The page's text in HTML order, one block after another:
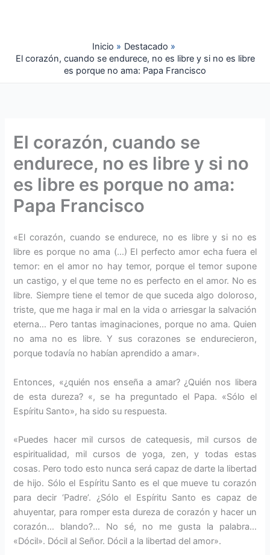
Inicio
Destacado
El corazón, cuando se endurece, no es libre y si no es libre
es porque no ama: Papa Francisco
El corazón, cuando se
endurece, no es libre y si no
es libre es porque no ama:
Papa Francisco
«El corazón, cuando se endurece, no es libre y si no es
libre es porque no ama (…) El perfecto amor echa fuera el
temor: en el amor no hay temor, porque el temor supone
un castigo, y el que teme no es perfecto en el amor. No es
libre. Siempre tiene el temor de que suceda algo doloroso,
triste, que me haga ir mal en la vida o arriesgar la salvación
eterna… Pero tantas imaginaciones, porque no ama. Quien
no ama no es libre. Y sus corazones se endurecieron,
porque todavía no habían aprendido a amar».
Entonces, «¿quién nos enseña a amar? ¿Quién nos libera
de esta dureza? «, se ha preguntado el Papa. «Sólo el
Espíritu Santo», ha sido su respuesta.
«Puedes hacer mil cursos de catequesis, mil cursos de
espiritualidad, mil cursos de yoga, zen, y todas estas
cosas. Pero todo esto nunca será capaz de darte la libertad
de hijo. Sólo el Espíritu Santo es el que mueve tu corazón
para decir ‘Padre’. ¿Sólo el Espíritu Santo es capaz de
ahuyentar, para romper esta dureza de corazón y hacer un
corazón… blando?… No sé, no me gusta la palabra…
«Dócil». Dócil al Señor. Dócil a la libertad del amor».